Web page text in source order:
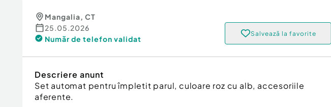
Mangalia, CT
25.05.2026
Număr de telefon validat
Salvează la favorite
Descriere anunt
Set automat pentru împletit parul, culoare roz cu alb, accesoriile
aferente.